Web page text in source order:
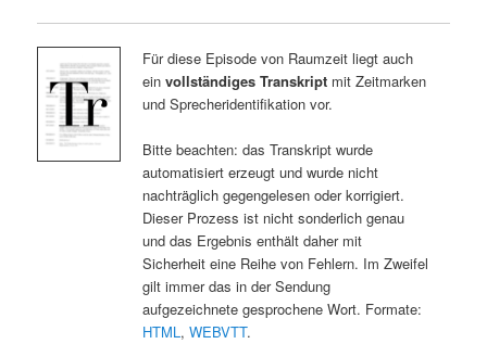
Für diese Episode von Raumzeit liegt auch
ein vollständiges Transkriptmit Zeitmarken
und Sprecheridentifikation vor.
Bitte beachten: das Transkript wurde
automatisiert erzeugt und wurde nicht
nachträglich gegengelesen oder korrigiert.
Dieser Prozess ist nicht sonderlich genau
und das Ergebnis enthält daher mit
Sicherheit eine Reihe von Fehlern. Im Zweifel
gilt immer das in der Sendung
aufgezeichnete gesprochene Wort. Formate:
HTML, WEBVTT.